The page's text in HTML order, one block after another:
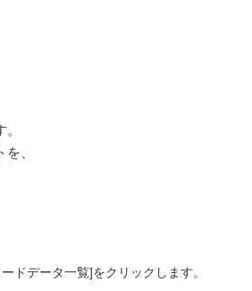
、
ドデータ一覧]をクリックします。